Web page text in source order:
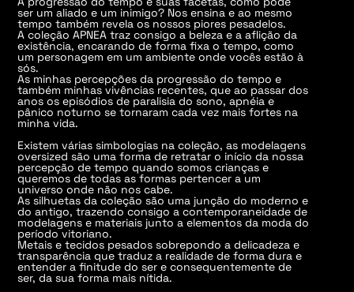
ser um aliado e um inimigo? Nos ensina e ao mesmo
tempo também revela os nossos piores pesadelos.
A coleção APNEA traz consigo a beleza e a aflição da
existência, encarando de forma fixa o tempo, como
um personagem em um ambiente onde vocês estão à
sós.
As minhas percepções da progressão do tempo e
também minhas vivências recentes, que ao passar dos
anos os episódios de paralisia do sono, apnéia e
pânico noturno se tornaram cada vez mais fortes na
minha vida.
Existem várias simbologias na coleção, as modelagens
oversized são uma forma de retratar o início da nossa
percepção de tempo quando somos crianças e
queremos de todas as formas pertencer a um
universo onde não nos cabe.
As silhuetas da coleção são uma junção do moderno e
do antigo, trazendo consigo a contemporaneidade de
modelagens e materiais junto a elementos da moda do
período vitoriano.
Metais e tecidos pesados sobrepondo a delicadeza e
transparência que traduz a realidade de forma dura e
entender a finitude do ser e consequentemente de
ser, da sua forma mais nítida.